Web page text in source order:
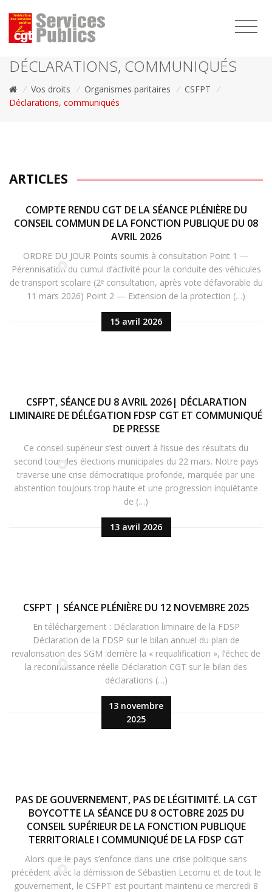
DÉCLARATIONS, COMMUNIQUÉS
/ Vos droits / Organismes paritaires / CSFPT /
Déclarations, communiqués
ARTICLES
15 avril 2026
COMPTE RENDU CGT DE LA SÉANCE PLÉNIÈRE DU
CONSEIL COMMUN DE LA FONCTION PUBLIQUE DU 08
AVRIL 2026
ORDRE DU JOUR Points soumis à consultation Point 1 —
Pérennisation du cumul d’activité pour la conduite des véhicules
de transport scolaire (2ᵉ consultation, après vote défavorable du
11 mars 2026) Point 2 — Extension de la protection (…)
13 avril 2026
CSFPT, SÉANCE DU 8 AVRIL 2026| DÉCLARATION
LIMINAIRE DE DÉLÉGATION FDSP CGT ET COMMUNIQUÉ
DE PRESSE
Ce conseil supérieur s’est ouvert à l’issue des résultats du
second tour des élections municipales du 22 mars. Notre pays
traverse une crise démocratique profonde, marquée par une
abstention toujours trop haute et une progression inquiétante
de (…)
13 novembre
2025
CSFPT | SÉANCE PLÉNIÈRE DU 12 NOVEMBRE 2025
En téléchargement : Déclaration liminaire de la FDSP
Déclaration de la FDSP sur le bilan annuel du plan de
revalorisation des SGM :derrière la « requalification », l’échec de
la reconnaissance réelle Déclaration CGT sur le bilan des
déclarations (…)
PAS DE GOUVERNEMENT, PAS DE LÉGITIMITÉ. LA CGT
BOYCOTTE LA SÉANCE DU 8 OCTOBRE 2025 DU
CONSEIL SUPÉRIEUR DE LA FONCTION PUBLIQUE
TERRITORIALE I COMMUNIQUÉ DE LA FDSP CGT
Alors que le pays s’enfonce dans une crise politique sans
précédent avec la démission de Sébastien Lecornu et de tout le
gouvernement, le CSFPT est pourtant maintenu ce mercredi 8